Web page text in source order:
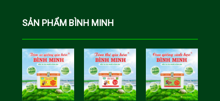
SẢN PHẨM BÌNH MINH